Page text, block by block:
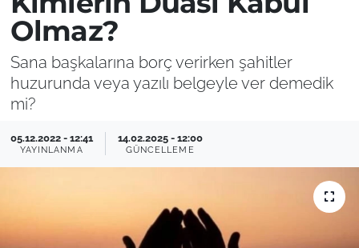
Olmaz?
Sana başkalarına borç verirken şahitler
huzurunda veya yazılı belgeyle ver demedik
mi?
05.12.2022 - 12:41
YAYINLANMA
14.02.2025 - 12:00
GÜNCELLEME